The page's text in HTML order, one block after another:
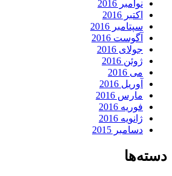
نوامبر 2016
اکتبر 2016
سپتامبر 2016
آگوست 2016
جولای 2016
ژوئن 2016
می 2016
آوریل 2016
مارس 2016
فوریه 2016
ژانویه 2016
دسامبر 2015
دسته‌ها